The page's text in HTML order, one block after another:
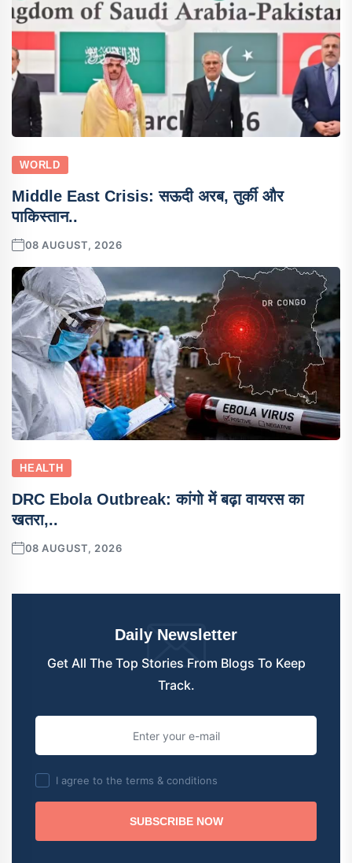
WORLD
Middle East Crisis: सऊदी अरब, तुर्की और
पाकिस्तान..
08 AUGUST, 2026
HEALTH
DRC Ebola Outbreak: कांगो में बढ़ा वायरस का
खतरा,..
08 AUGUST, 2026
Daily Newsletter
Get All The Top Stories From Blogs To Keep
Track.
I agree to the terms & conditions
SUBSCRIBE NOW